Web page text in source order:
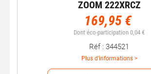
ZOOM 222XRCZ
169,95 €
Dont éco-participation 0,04 €
Réf : 344521
Plus d'informations >